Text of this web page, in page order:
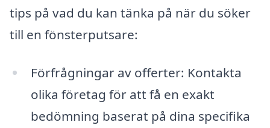
tips på vad du kan tänka på när du söker
till en fönsterputsare:
Förfrågningar av offerter: Kontakta
olika företag för att få en exakt
bedömning baserat på dina specifika